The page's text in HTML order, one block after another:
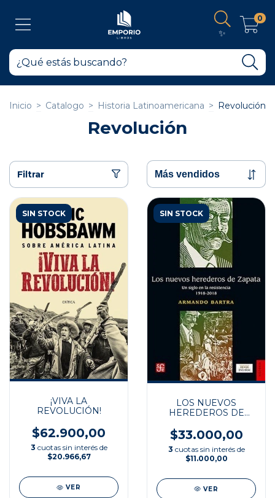
✨
0
Inicio > Catalogo > Historia Latinoamericana > Revolución
Revolución
Filtrar
SIN STOCK
¡VIVA LA
REVOLUCIÓN!
$62.900,00
3 cuotas sin interés de
$20.966,67
VER
SIN STOCK
LOS NUEVOS
HEREDEROS DE
$33.000,00
3 cuotas sin interés de
$11.000,00
VER